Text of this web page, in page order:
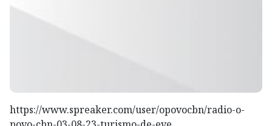
https://www.spreaker.com/user/opovocbn/radio-o-